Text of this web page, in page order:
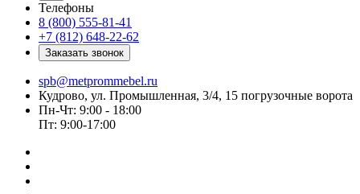
Телефоны
8 (800) 555-81-41
+7 (812) 648-22-62
Заказать звонок
spb@metprommebel.ru
Кудрово, ул. Промышленная, 3/4, 15 погрузочные ворота
Пн-Чт: 9:00 - 18:00
Пт: 9:00-17:00